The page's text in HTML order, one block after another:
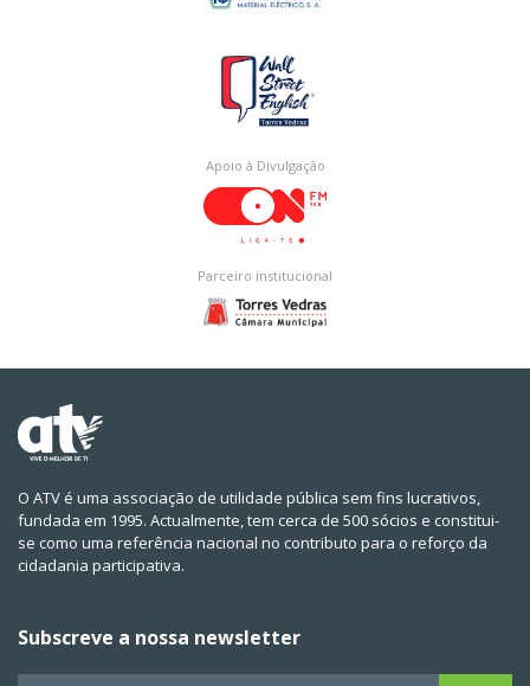
Apoio à Divulgação
Parceiro institucional
O ATV é uma associação de utilidade pública sem fins lucrativos,
fundada em 1995. Actualmente, tem cerca de 500 sócios e constitui-
se como uma referência nacional no contributo para o reforço da
cidadania participativa.
Subscreve a nossa newsletter